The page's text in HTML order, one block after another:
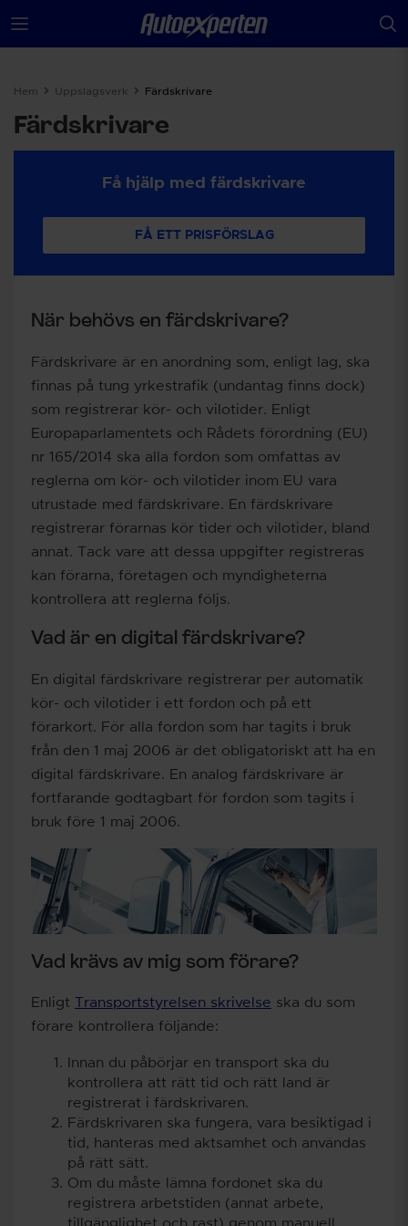
Hem Uppslagsverk Färdskrivare
Färdskrivare
Få hjälp med färdskrivare
FÅ ETT PRISFÖRSLAG
När behövs en färdskrivare?
Färdskrivare är en anordning som, enligt lag, ska
finnas på tung yrkestrafik (undantag finns dock)
som registrerar kör- och vilotider. Enligt
Europaparlamentets och Rådets förordning (EU)
nr 165/2014 ska alla fordon som omfattas av
reglerna om kör- och vilotider inom EU vara
utrustade med färdskrivare. En färdskrivare
registrerar förarnas kör tider och vilotider, bland
annat. Tack vare att dessa uppgifter registreras
kan förarna, företagen och myndigheterna
kontrollera att reglerna följs.
Vad är en digital färdskrivare?
En digital färdskrivare registrerar per automatik
kör- och vilotider i ett fordon och på ett
förarkort. För alla fordon som har tagits i bruk
från den 1 maj 2006 är det obligatoriskt att ha en
digital färdskrivare. En analog färdskrivare är
fortfarande godtagbart för fordon som tagits i
bruk före 1 maj 2006.
Vad krävs av mig som förare?
Enligt Transportstyrelsen skrivelse ska du som
förare kontrollera följande:
Innan du påbörjar en transport ska du
kontrollera att rätt tid och rätt land är
registrerat i färdskrivaren.
Färdskrivaren ska fungera, vara besiktigad i
tid, hanteras med aktsamhet och användas
på rätt sätt.
Om du måste lämna fordonet ska du
registrera arbetstiden (annat arbete,